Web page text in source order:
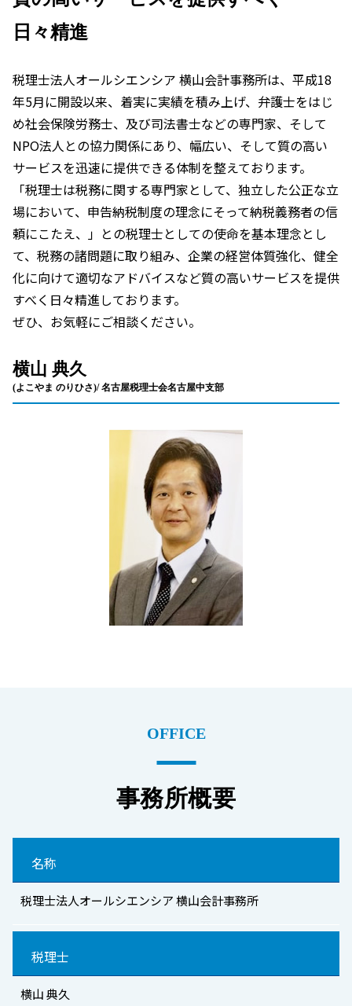
日々精進
税理士法人オールシエンシア 横山会計事務所は、平成18
年5月に開設以来、着実に実績を積み上げ、弁護士をはじ
め社会保険労務士、及び司法書士などの専門家、そして
NPO法人との協力関係にあり、幅広い、そして質の高い
サービスを迅速に提供できる体制を整えております。
「税理士は税務に関する専門家として、独立した公正な立
場において、申告納税制度の理念にそって納税義務者の信
頼にこたえ、」との税理士としての使命を基本理念とし
て、税務の諸問題に取り組み、企業の経営体質強化、健全
化に向けて適切なアドバイスなど質の高いサービスを提供
すべく日々精進しております。
ぜひ、お気軽にご相談ください。
横山 典久
(よこやま のりひさ)/ 名古屋税理士会名古屋中支部
OFFICE
事務所概要
名称
税理士法人オールシエンシア 横山会計事務所
税理士
横山 典久